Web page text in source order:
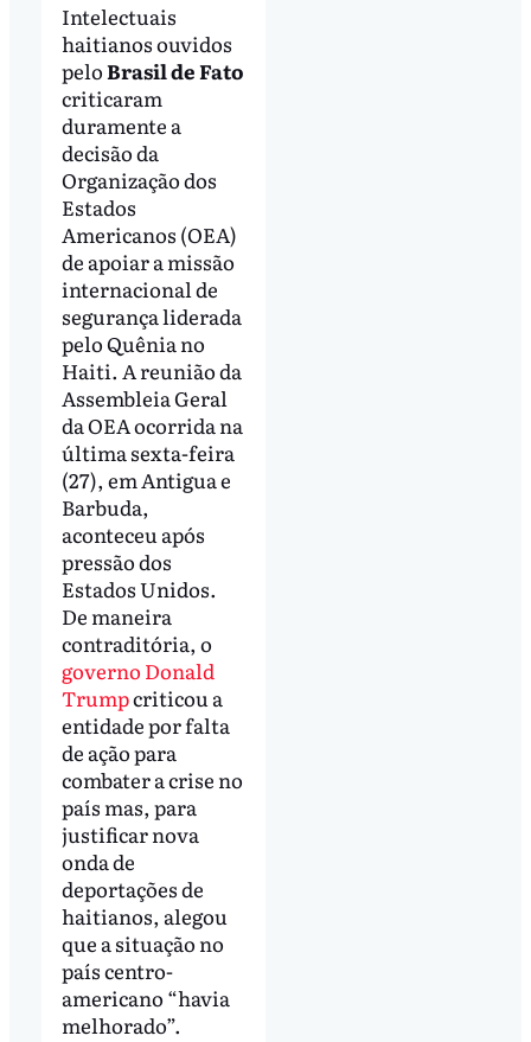
Intelectuais
haitianos ouvidos
peloBrasil de Fato
criticaram
duramente a
decisão da
Organização dos
Estados
Americanos (OEA)
de apoiar a missão
internacional de
segurança liderada
pelo Quênia no
Haiti. A reunião da
Assembleia Geral
da OEA ocorrida na
última sexta-feira
(27), em Antigua e
Barbuda,
aconteceu após
pressão dos
Estados Unidos.
De maneira
contraditória, o
governo Donald
Trumpcriticou a
entidade por falta
de ação para
combater a crise no
país mas, para
justificar nova
onda de
deportações de
haitianos, alegou
que a situação no
país centro-
americano “havia
melhorado”.